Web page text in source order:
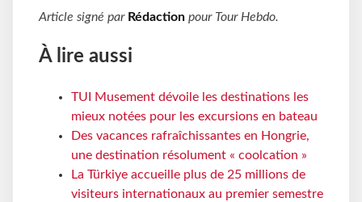
Article signé par Rédaction pour Tour Hebdo.
À lire aussi
TUI Musement dévoile les destinations les
mieux notées pour les excursions en bateau
Des vacances rafraîchissantes en Hongrie,
une destination résolument « coolcation »
La Türkiye accueille plus de 25 millions de
visiteurs internationaux au premier semestre